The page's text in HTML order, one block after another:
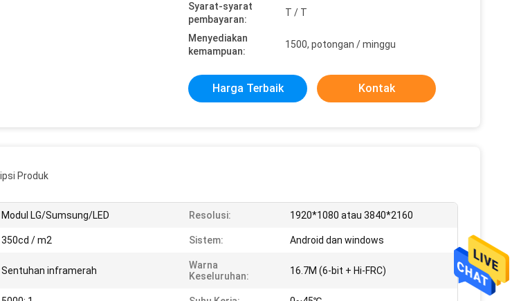
Syarat-syarat
pembayaran:
T / T
Menyediakan
kemampuan:
1500, potongan / minggu
Harga Terbaik Kontak
Produk
Modul LG/Sumsung/LED Resolusi: 1920*1080 atau 3840*2160
350cd / m2 Sistem: Android dan windows
Sentuhan inframerah
Warna
Keseluruhan:
16.7M (6-bit + Hi-FRC)